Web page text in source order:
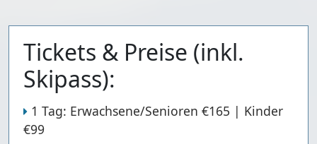
Tickets & Preise (inkl.
Skipass):
1 Tag: Erwachsene/Senioren €165 | Kinder
€99